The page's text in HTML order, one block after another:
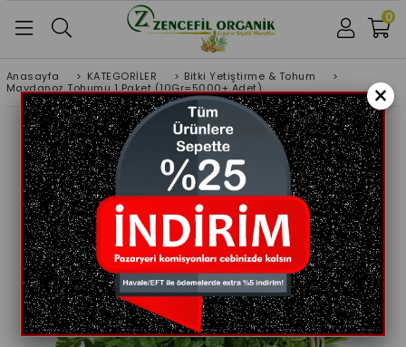
0
Anasayfa > KATEGORİLER > Bitki Yetiştirme & Tohum
>
Maydanoz Tohumu 1 Paket (10Gr=5000+ Adet)
×